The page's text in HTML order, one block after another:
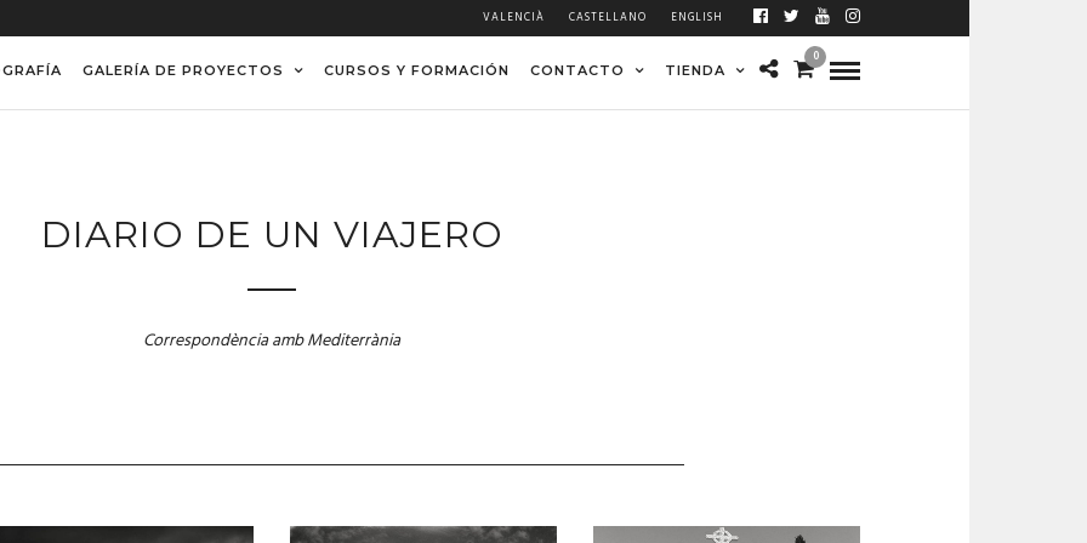
VALENCIÀ CASTELLANO ENGLISH
GALERÍA DE PROYECTOS CURSOS Y FORMACIÓN CONTACTO TIENDA
0
DIARIO DE UN VIAJERO
Correspondència amb Mediterrània